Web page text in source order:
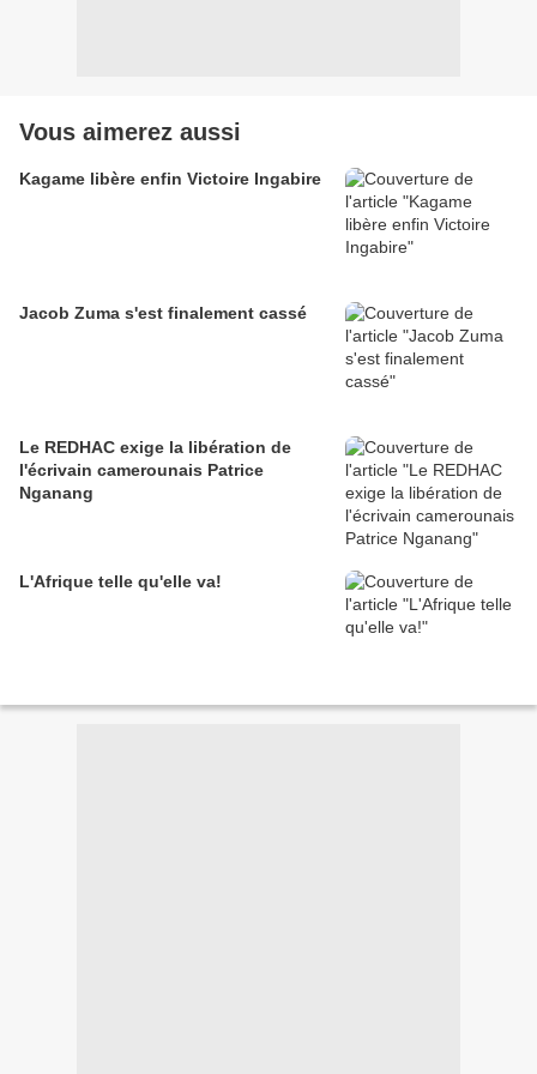
Vous aimerez aussi
Kagame libère enfin Victoire Ingabire
Jacob Zuma s'est finalement cassé
Le REDHAC exige la libération de
l'écrivain camerounais Patrice
Nganang
L'Afrique telle qu'elle va!